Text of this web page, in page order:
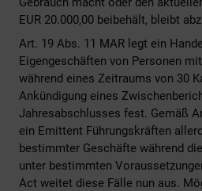
EUR 20.000,00 beibehält, bleibt
Art. 19 Abs. 11 MAR legt ein
Eigengeschäften von Personen
während eines Zeitraums von 30
Ankündigung eines
Jahresabschlusses fest. Gemäß
ein Emittent Führungskräften
bestimmter Geschäfte während
unter bestimmten
Act weitet diese Fälle nun aus.